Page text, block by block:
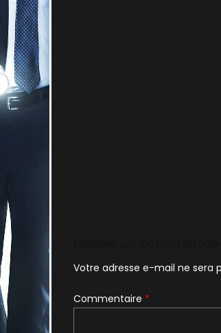
Votre adresse e-mail ne sera
Commentaire *